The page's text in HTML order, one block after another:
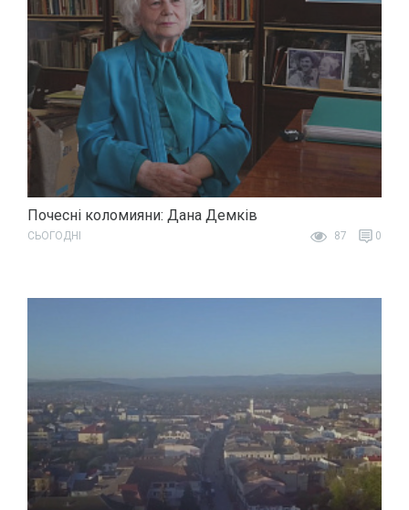
Почесні коломияни: Дана Демків
СЬОГОДНІ 87 0